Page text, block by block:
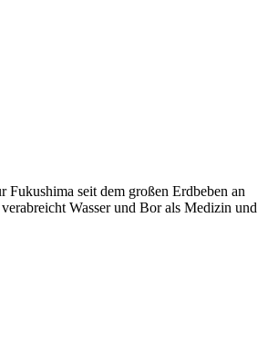
Fukushima seit dem großen Erdbeben an
Wasser und Bor als Medizin und